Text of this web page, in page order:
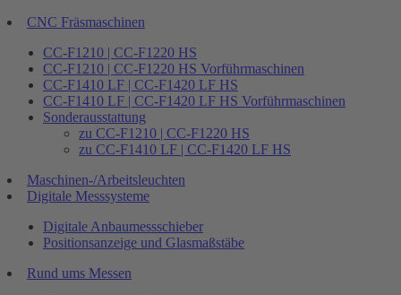
CNC Fräsmaschinen
CC-F1210 | CC-F1220 HS
CC-F1210 | CC-F1220 HS Vorführmaschinen
CC-F1410 LF | CC-F1420 LF HS
CC-F1410 LF | CC-F1420 LF HS Vorführmaschinen
Sonderausstattung
zu CC-F1210 | CC-F1220 HS
zu CC-F1410 LF | CC-F1420 LF HS
Maschinen-/Arbeitsleuchten
Digitale Messsysteme
Digitale Anbaumessschieber
Positionsanzeige und Glasmaßstäbe
Rund ums Messen